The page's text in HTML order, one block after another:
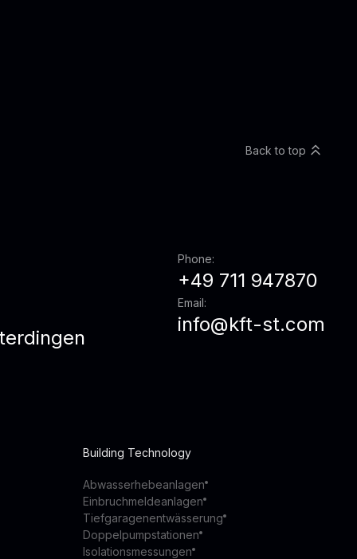
Back to top
Phone:
+49 711 947870
Email:
info@kft-st.com
Building Technology
Abwasserhebeanlagen
Einbruchmeldeanlagen
Tiefgaragenentwässerung
Doppelpumpstationen
Isolationsmessungen